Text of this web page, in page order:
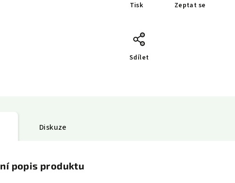
Tisk Zeptat se
Sdílet
Diskuze
popis produktu